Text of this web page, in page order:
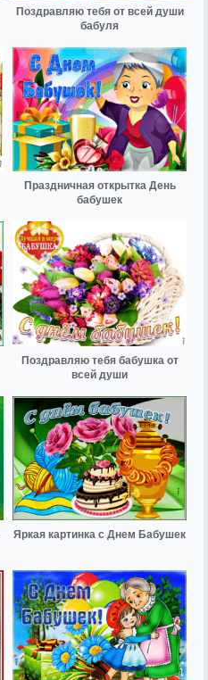
Поздравляю тебя от всей души
бабуля
Праздничная открытка День
бабушек
Поздравляю тебя бабушка от
всей души
Яркая картинка с Днем Бабушек